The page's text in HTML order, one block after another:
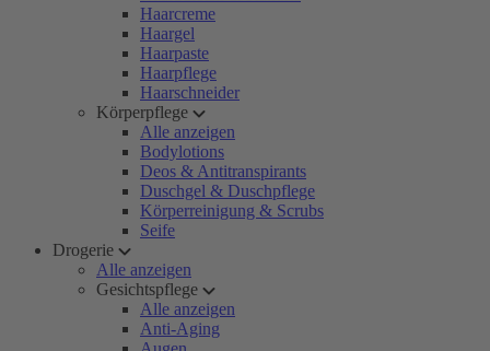
Haarcreme
Haargel
Haarpaste
Haarpflege
Haarschneider
Körperpflege
Alle anzeigen
Bodylotions
Deos & Antitranspirants
Duschgel & Duschpflege
Körperreinigung & Scrubs
Seife
Drogerie
Alle anzeigen
Gesichtspflege
Alle anzeigen
Anti-Aging